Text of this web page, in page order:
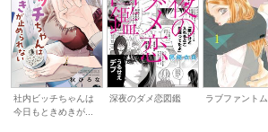
社内ビッチちゃんは
今日もときめきが...
深夜のダメ恋図鑑 ラブファント